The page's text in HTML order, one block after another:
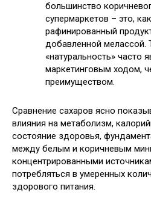
большинство
супермаркетов – это,
рафинированный
добавленной мелассой.
«натуральность» часто
маркетинговым ходом,
преимуществом.
Сравнение сахаров ясно
влияния на метаболизм,
состояние здоровья,
между белым и коричневым
концентрированными
потребляться в умеренных
здорового питания.